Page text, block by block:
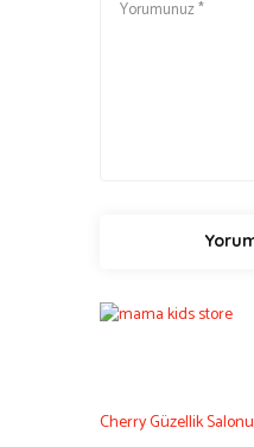
Cherry Güzellik Salonu